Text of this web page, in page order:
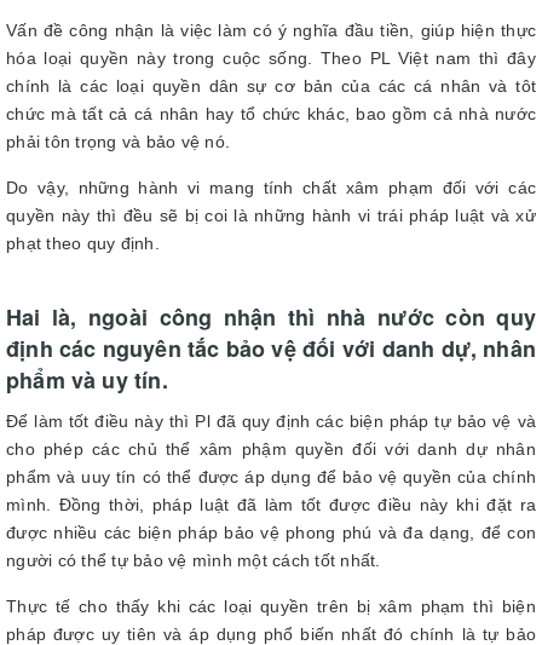
Vấn đề công nhận là việc làm có ý nghĩa đầu tiền, giúp hiện thực
hóa loại quyền này trong cuộc sống. Theo PL Việt nam thì đây
chính là các loại quyền dân sự cơ bản của các cá nhân và tôt
chức mà tất cả cá nhân hay tổ chức khác, bao gồm cả nhà nước
phải tôn trọng và bảo vệ nó.
Do vậy, những hành vi mang tính chất xâm phạm đối với các
quyền này thì đều sẽ bị coi là những hành vi trái pháp luật và xử
phạt theo quy định.
Hai là, ngoài công nhận thì nhà nước còn quy
định các nguyên tắc bảo vệ đối với danh dự, nhân
phẩm và uy tín.
Để làm tốt điều này thì Pl đã quy định các biện pháp tự bảo vệ và
cho phép các chủ thể xâm phậm quyền đối với danh dự nhân
phẩm và uuy tín có thể được áp dụng để bảo vệ quyền của chính
mình. Đồng thời, pháp luật đã làm tốt được điều này khi đặt ra
được nhiều các biện pháp bảo vệ phong phú và đa dạng, để con
người có thể tự bảo vệ mình một cách tốt nhất.
Thực tế cho thấy khi các loại quyền trên bị xâm phạm thì biện
pháp được uy tiên và áp dụng phổ biến nhất đó chính là tự bảo